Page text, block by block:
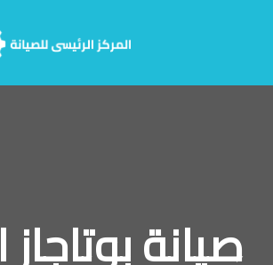
صيانة بوتاجاز